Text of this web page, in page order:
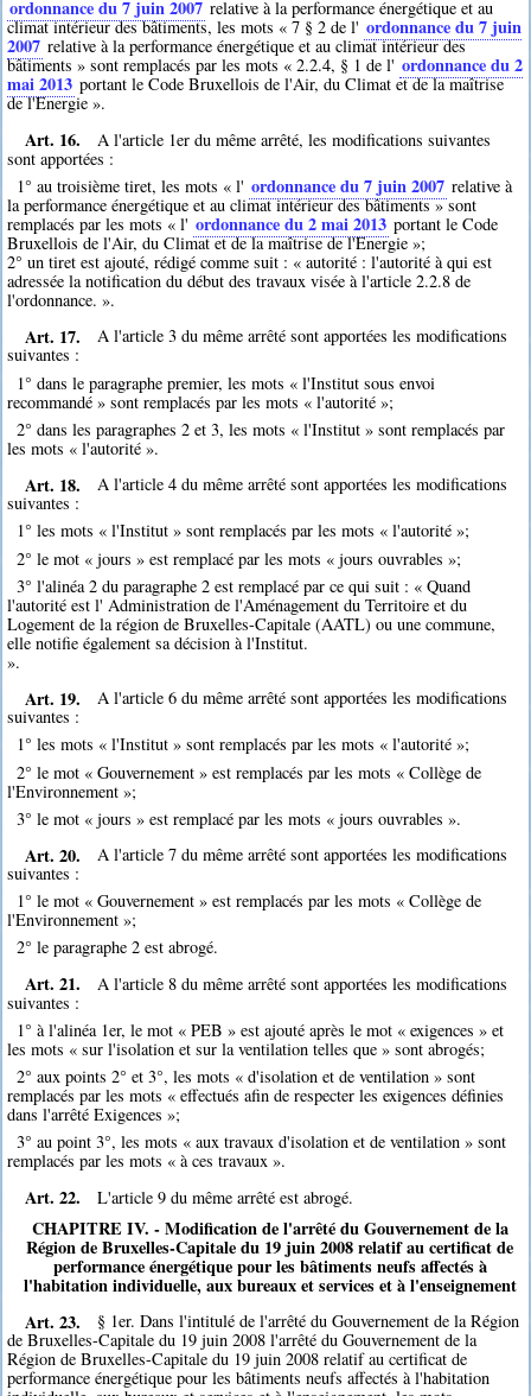
ordonnance du 7 juin 2007 relative à la performance énergétique et au
climat intérieur des bâtiments, les mots « 7 § 2 de l' ordonnance du 7 juin
2007 relative à la performance énergétique et au climat intérieur des
bâtiments » sont remplacés par les mots « 2.2.4, § 1 de l' ordonnance du 2
mai 2013 portant le Code Bruxellois de l'Air, du Climat et de la maîtrise
de l'Energie ».
Art. 16.
A l'article 1er du même arrêté, les modifications suivantes
sont apportées :
1° au troisième tiret, les mots « l' ordonnance du 7 juin 2007 relative à
la performance énergétique et au climat intérieur des bâtiments » sont
remplacés par les mots « l' ordonnance du 2 mai 2013 portant le Code
Bruxellois de l'Air, du Climat et de la maîtrise de l'Energie »;
2° un tiret est ajouté, rédigé comme suit : « autorité : l'autorité à qui est
adressée la notification du début des travaux visée à l'article 2.2.8 de
l'ordonnance. ».
Art. 17.
A l'article 3 du même arrêté sont apportées les modifications
suivantes :
1° dans le paragraphe premier, les mots « l'Institut sous envoi
recommandé » sont remplacés par les mots « l'autorité »;
2° dans les paragraphes 2 et 3, les mots « l'Institut » sont remplacés par
les mots « l'autorité ».
Art. 18.
A l'article 4 du même arrêté sont apportées les modifications
suivantes :
1° les mots « l'Institut » sont remplacés par les mots « l'autorité »;
2° le mot « jours » est remplacé par les mots « jours ouvrables »;
3° l'alinéa 2 du paragraphe 2 est remplacé par ce qui suit : « Quand
l'autorité est l' Administration de l'Aménagement du Territoire et du
Logement de la région de Bruxelles-Capitale (AATL) ou une commune,
elle notifie également sa décision à l'Institut.
».
Art. 19.
A l'article 6 du même arrêté sont apportées les modifications
suivantes :
1° les mots « l'Institut » sont remplacés par les mots « l'autorité »;
2° le mot « Gouvernement » est remplacés par les mots « Collège de
l'Environnement »;
3° le mot « jours » est remplacé par les mots « jours ouvrables ».
Art. 20.
A l'article 7 du même arrêté sont apportées les modifications
suivantes :
1° le mot « Gouvernement » est remplacés par les mots « Collège de
l'Environnement »;
2° le paragraphe 2 est abrogé.
Art. 21.
A l'article 8 du même arrêté sont apportées les modifications
suivantes :
1° à l'alinéa 1er, le mot « PEB » est ajouté après le mot « exigences » et
les mots « sur l'isolation et sur la ventilation telles que » sont abrogés;
2° aux points 2° et 3°, les mots « d'isolation et de ventilation » sont
remplacés par les mots « effectués afin de respecter les exigences définies
dans l'arrêté Exigences »;
3° au point 3°, les mots « aux travaux d'isolation et de ventilation » sont
remplacés par les mots « à ces travaux ».
Art. 22. L'article 9 du même arrêté est abrogé.
CHAPITRE IV. - Modification de l'arrêté du Gouvernement de la
Région de Bruxelles-Capitale du 19 juin 2008 relatif au certificat de
performance énergétique pour les bâtiments neufs affectés à
l'habitation individuelle, aux bureaux et services et à l'enseignement
Art. 23.
§ 1er. Dans l'intitulé de l'arrêté du Gouvernement de la Région
de Bruxelles-Capitale du 19 juin 2008 l'arrêté du Gouvernement de la
Région de Bruxelles-Capitale du 19 juin 2008 relatif au certificat de
performance énergétique pour les bâtiments neufs affectés à l'habitation